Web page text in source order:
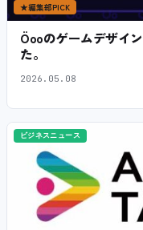
★編集部PICK
Öooのゲームデザイ
た。
2026.05.08
ビジネスニュース